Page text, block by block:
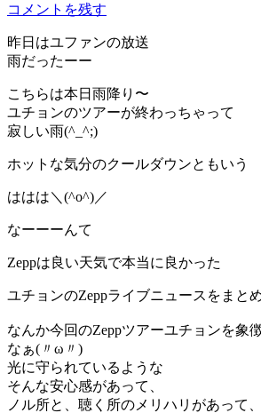
コメントを残す
昨日はユファンの放送
雨だったーー
こちらは本日雨降り〜
ユチョンのツアーが終わっちゃって
寂しい雨(^_^;)
ホットな気分のクールダウンともいう
ははは＼(^o^)／
なーーーんて
Zeppは良い天気で本当に良かった
ユチョンのZeppライブニュースをまと
なんか今回のZeppツアーユチョンを象
なぁ(〃ω〃)
光に守られているような
そんな安心感があって、
ノル所と、聴く所のメリハリがあって